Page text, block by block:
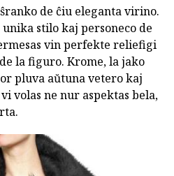
de ĉiu eleganta virino.
stilo kaj personeco de
vin perfekte reliefigi
la figuro. Krome, la jako
pluva aŭtuna vetero kaj
volas ne nur aspektas bela,